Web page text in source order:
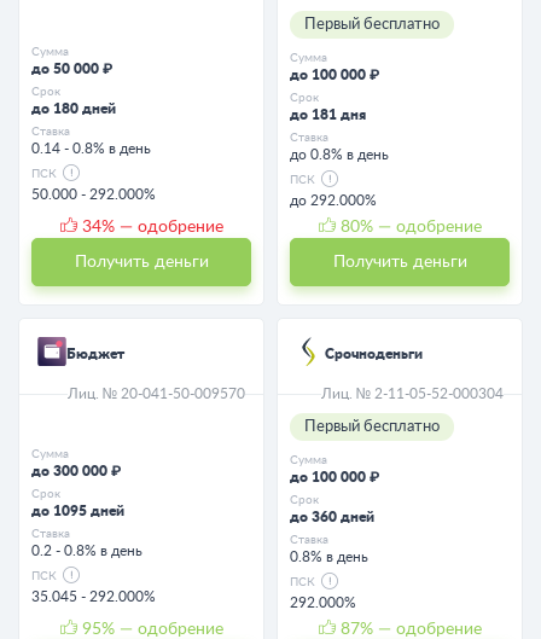
Сумма
до 50 000 ₽
Срок
до 180 дней
Ставка
0.14 - 0.8% в день
ПСК
50.000 - 292.000%
34% — одобрение
Получить деньги
Первый бесплатно
Сумма
до 100 000 ₽
Срок
до 181 дня
Ставка
до 0.8% в день
ПСК
до 292.000%
80% — одобрение
Получить деньги
Бюджет
Лиц. № 20-041-50-009570
Сумма
до 300 000 ₽
Срок
до 1095 дней
Ставка
0.2 - 0.8% в день
ПСК
35.045 - 292.000%
95% — одобрение
Срочноденьги
Лиц. № 2-11-05-52-000304
Первый бесплатно
Сумма
до 100 000 ₽
Срок
до 360 дней
Ставка
0.8% в день
ПСК
292.000%
87% — одобрение